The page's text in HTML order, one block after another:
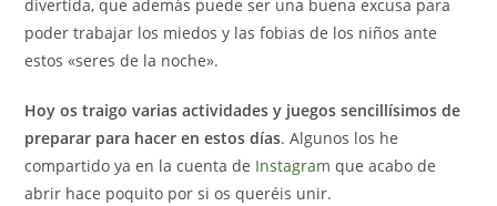
divertida, que además puede ser una buena excusa para
poder trabajar los miedos y las fobias de los niños ante
estos «seres de la noche».
Hoy os traigo varias actividades y juegos sencillísimos de
preparar para hacer en estos días. Algunos los he
compartido ya en la cuenta de Instagram que acabo de
abrir hace poquito por si os queréis unir.